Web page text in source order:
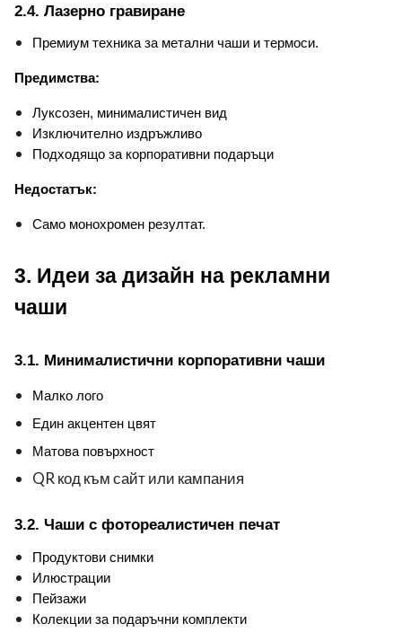
2.4. Лазерно гравиране
Премиум техника за метални чаши и термоси.
Предимства:
Луксозен, минималистичен вид
Изключително издръжливо
Подходящо за корпоративни подаръци
Недостатък:
Само монохромен резултат.
3. Идеи за дизайн на рекламни
чаши
3.1. Минималистични корпоративни чаши
Малко лого
Един акцентен цвят
Матова повърхност
QR код към сайт или кампания
3.2. Чаши с фотореалистичен печат
Продуктови снимки
Илюстрации
Пейзажи
Колекции за подаръчни комплекти